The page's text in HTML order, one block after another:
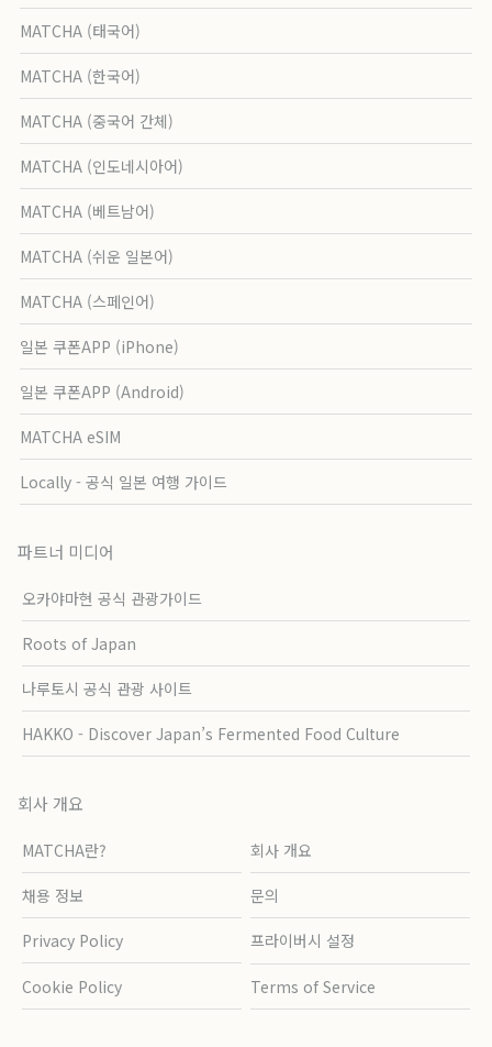
MATCHA (태국어)
MATCHA (한국어)
MATCHA (중국어 간체)
MATCHA (인도네시아어)
MATCHA (베트남어)
MATCHA (쉬운 일본어)
MATCHA (스페인어)
일본 쿠폰APP (iPhone)
일본 쿠폰APP (Android)
MATCHA eSIM
Locally - 공식 일본 여행 가이드
파트너 미디어
오카야마현 공식 관광가이드
Roots of Japan
나루토시 공식 관광 사이트
HAKKO - Discover Japan’s Fermented Food Culture
회사 개요
MATCHA란? 회사 개요
채용 정보 문의
Privacy Policy 프라이버시 설정
Cookie Policy Terms of Service